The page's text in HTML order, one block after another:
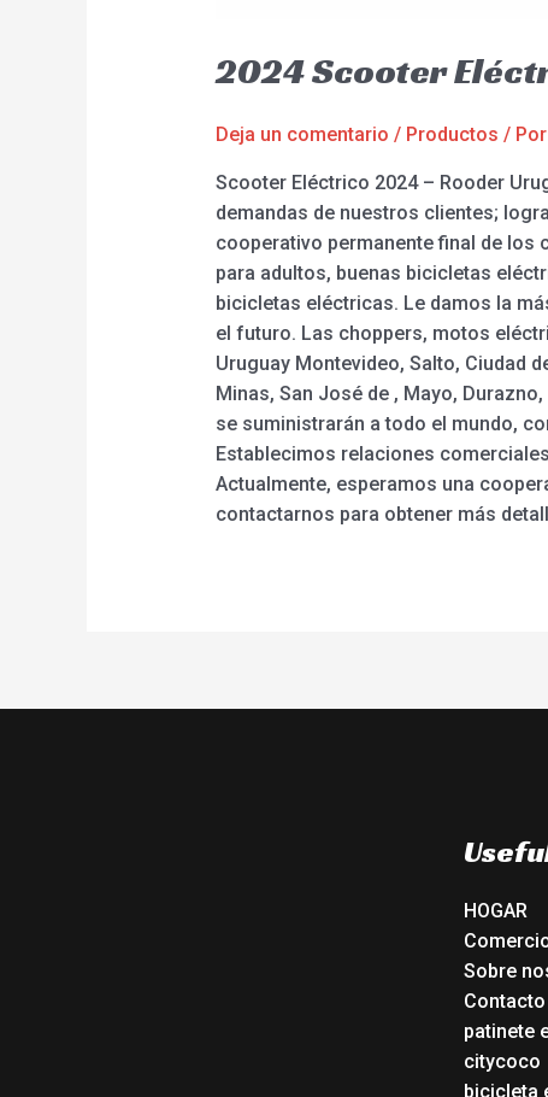
2024 Scooter
Deja un comentario / Productos / Por
Scooter Eléctrico 2024 – Rooder
demandas de nuestros clientes;
cooperativo permanente final de los
para adultos, buenas bicicletas
bicicletas eléctricas. Le damos la
el futuro. Las choppers, motos
Uruguay Montevideo, Salto, Ciudad
Minas, San José de , Mayo,
se suministrarán a todo el mundo,
Establecimos relaciones
Actualmente, esperamos una
contactarnos para obtener más
HOGAR
Sobre
Contacto
patinete
citycoco
bicicleta